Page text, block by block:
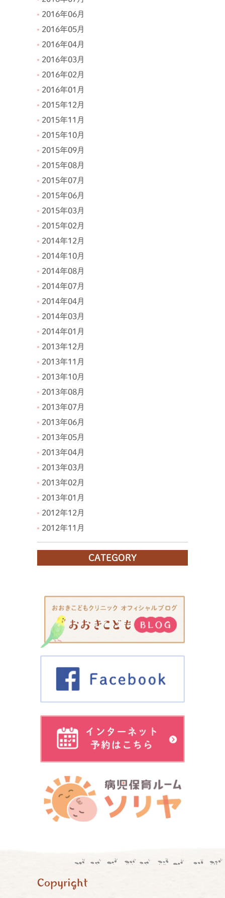
2016年06月
2016年05月
2016年04月
2016年03月
2016年02月
2016年01月
2015年12月
2015年11月
2015年10月
2015年09月
2015年08月
2015年07月
2015年06月
2015年03月
2015年02月
2014年12月
2014年10月
2014年08月
2014年07月
2014年04月
2014年03月
2014年01月
2013年12月
2013年11月
2013年10月
2013年08月
2013年07月
2013年06月
2013年05月
2013年04月
2013年03月
2013年02月
2013年01月
2012年12月
2012年11月
CATEGORY
Copyright